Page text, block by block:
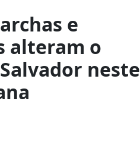
e
alteram o
neste